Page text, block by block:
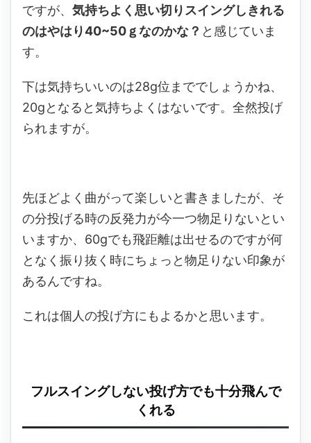
ですが、 気持ちよく思い切りスイングしきれる
のはやはり40~50ｇなのかな？ と感じていま
す。
下は気持ちいいのは28g位まででしょうかね、
20gとなると気持ちよくはないです。全然投げ
られますが。
先ほどよく曲がって楽しいと書きましたが、そ
の分投げる時の反発力が今一つ物足りないとい
いますか、60gでも飛距離は出せるのですが何
となく振り抜く時にちょっと物足りない印象が
あるんですね。
これは個人の投げ方にもよるかと思います。
フルスイングしない投げ方でも十分飛んで
くれる